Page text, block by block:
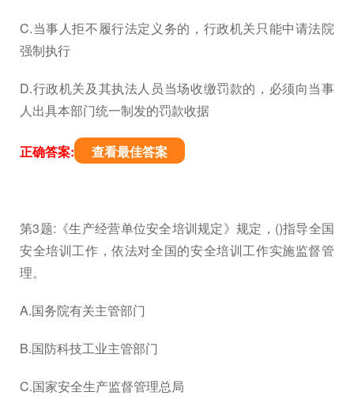
C.当事人拒不履行法定义务的，行政机关只能中请法院
强制执行
D.行政机关及其执法人员当场收缴罚款的，必须向当事
人出具本部门统一制发的罚款收据
正确答案: 查看最佳答案
第3题:《生产经营单位安全培训规定》规定，()指导全国
安全培训工作，依法对全国的安全培训工作实施监督管
理。
A.国务院有关主管部门
B.国防科技工业主管部门
C.国家安全生产监督管理总局